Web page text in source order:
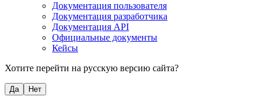
Документация пользователя
Документация разработчика
Документация API
Официальные документы
Кейсы
Хотите перейти на русскую версию сайта?
Да Нет